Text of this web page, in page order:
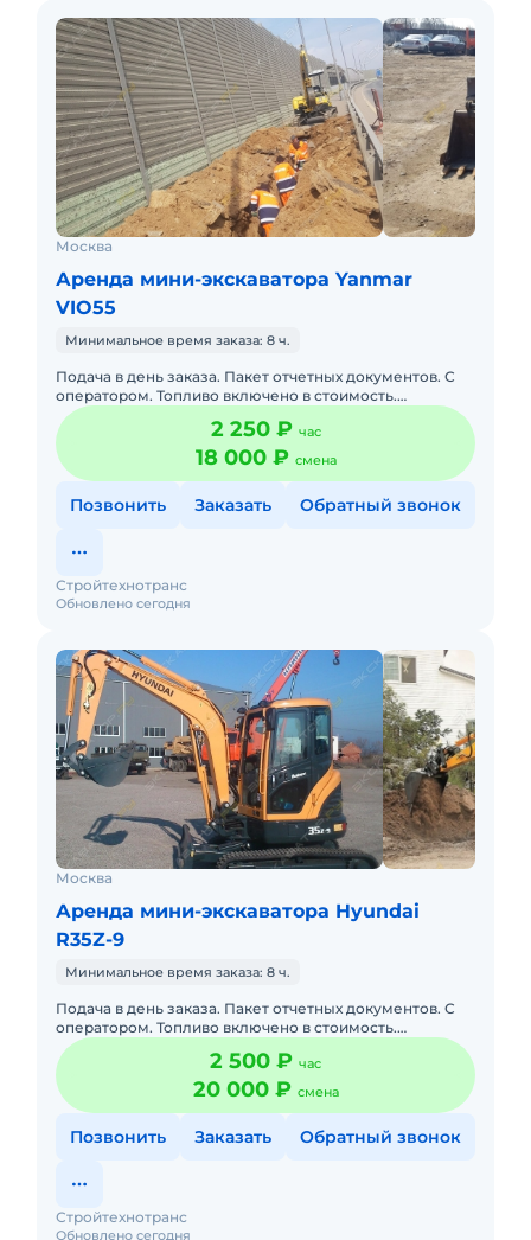
Москва
Аренда мини-экскаватора Yanmar
VIO55
Минимальное время заказа: 8 ч.
Подача в день заказа. Пакет отчетных документов. С
оператором. Топливо включено в стоимость.
Краткосрочная аренда. Долгосрочная аренда. Сейчас
свободна.
2 250 ₽ час
18 000 ₽ смена
Позвонить Заказать Обратный звонок
Обновлено сегодня
Стройтехнотранс
Москва
Аренда мини-экскаватора Hyundai
R35Z-9
Минимальное время заказа: 8 ч.
Подача в день заказа. Пакет отчетных документов. С
оператором. Топливо включено в стоимость.
Долгосрочная аренда. Краткосрочная аренда.Наша
компания предлагает2 500 ₽ час
20 000 ₽ смена
Позвонить Заказать Обратный звонок
Обновлено сегодня
Стройтехнотранс